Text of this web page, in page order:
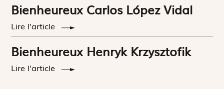
Bienheureux Carlos López Vidal
Lire l'article
Bienheureux Henryk Krzysztofik
Lire l'article